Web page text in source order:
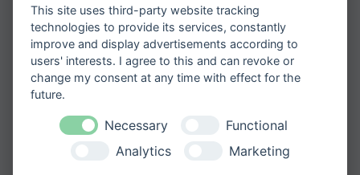
Erhalten Sie spannende Angebote und
neueste Informationen zu unseren
Produkten
Please
Mit der Anmeldung zum Newsletter
stimmen Sie zu, dass wir Ihre
Informationen im Rahmen unserer
This site uses third-party website tracking
technologies to provide its services, constantly
improve and display advertisements according to
users' interests. I agree to this and can revoke or
change my consent at any time with effect for the
future.
Necessary
Functional
Analytics
Marketing